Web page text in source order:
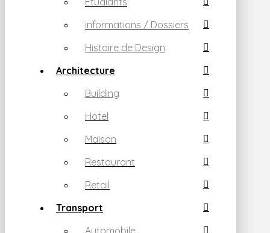
informations / Dossiers
Histoire de Design
Architecture
Building
Hotel
Maison
Restaurant
Retail
Transport
Automobile